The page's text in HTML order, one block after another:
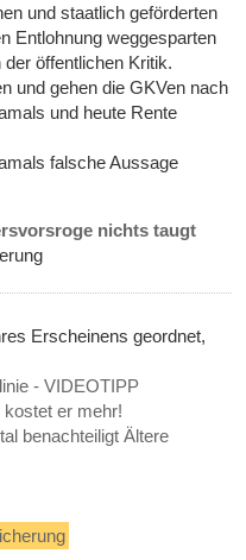
und staatlich geförderten
Entlohnung weggesparten
öffentlichen Kritik.
und gehen die GKVen nach
und heute Rente
falsche Aussage
nichts taugt
Erscheinens geordnet,
- VIDEOTIPP
er mehr!
benachteiligt Ältere